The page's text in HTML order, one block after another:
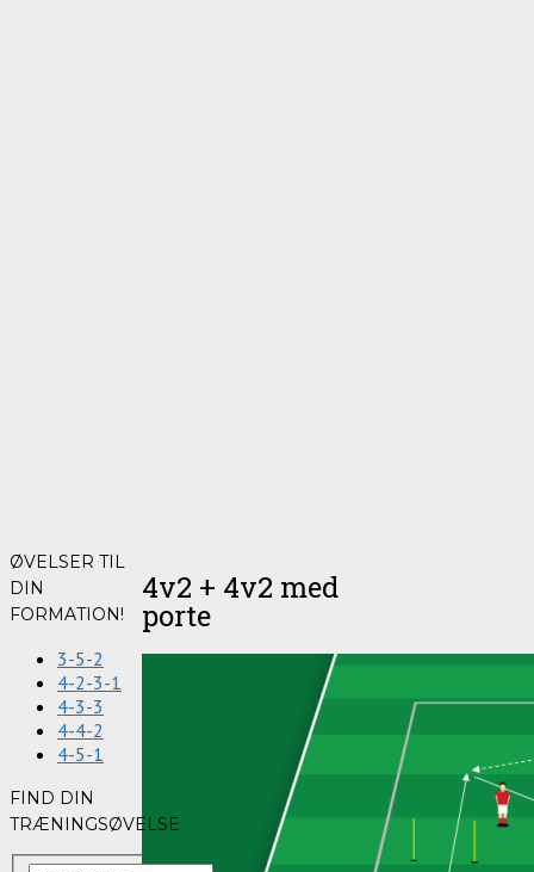
4v2 + 4v2 med
porte
ØVELSER TIL
DIN
FORMATION!
3-5-2
4-2-3-1
4-3-3
4-4-2
4-5-1
FIND DIN
TRÆNINGSØVELSE